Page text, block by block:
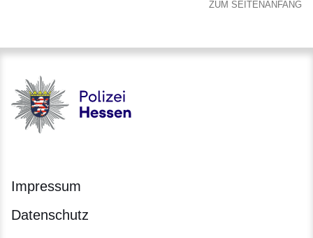
ZUM SEITENANFANG
Polizei - Polizei.hessen.de
Impressum
Datenschutz